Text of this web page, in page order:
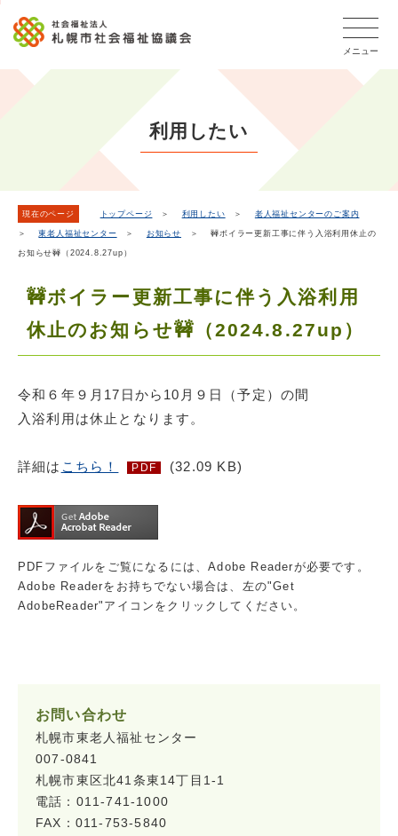
文
メニュー
か
利用したい
現在のページ トップページ ＞ 利用したい ＞ 老人福祉センターのご案内
＞東老人福祉センター ＞ お知らせ ＞ 🚧ボイラー更新工事に伴う入浴利用休止の
お知らせ🚧（2024.8.27up）
🚧ボイラー更新工事に伴う入浴利用
休止のお知らせ🚧（2024.8.27up）
令和６年９月17日から10月９日（予定）の間
入浴利用は休止となります。
詳細は こちら！ PDF (32.09 KB)
PDFファイルをご覧になるには、Adobe Readerが必要です。
Adobe Readerをお持ちでない場合は、左の"Get
AdobeReader"アイコンをクリックしてください。
お問い合わせ
札幌市東老人福祉センター
007-0841
札幌市東区北41条東14丁目1-1
電話：011-741-1000
FAX：011-753-5840
こ
フ
タ
こ